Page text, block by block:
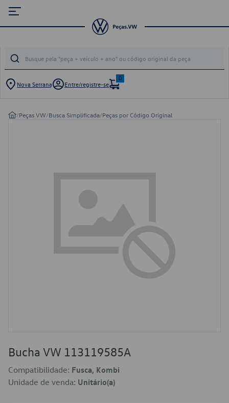
Nova Serrana Entre/registre-se
0
/Peças VW/Busca Simplificada/Peças por Código Original
Bucha VW 113119585A
Compatibilidade: Fusca, Kombi
Unidade de venda: Unitário(a)